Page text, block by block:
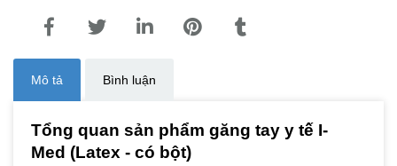
Mô tả Bình luận
Tổng quan sản phẩm găng tay y tế I-
Med (Latex - có bột)